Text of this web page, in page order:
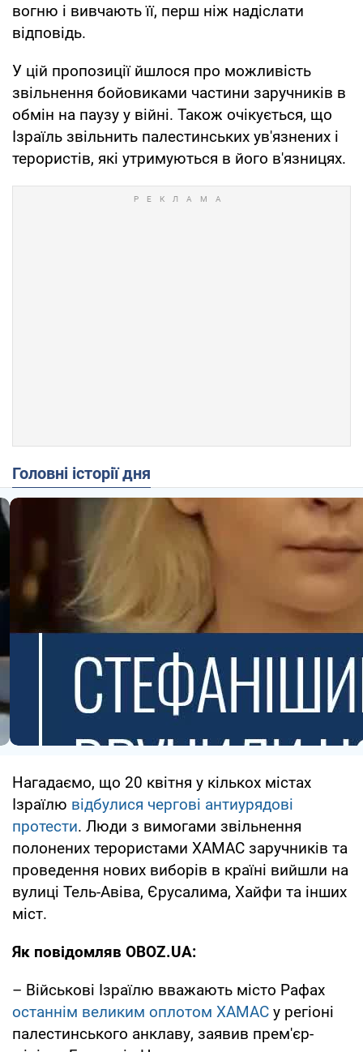
вогню і вивчають її, перш ніж надіслати
відповідь.
У цій пропозиції йшлося про можливість
звільнення бойовиками частини заручників в
обмін на паузу у війні. Також очікується, що
Ізраїль звільнить палестинських ув'язнених і
терористів, які утримуються в його в'язницях.
Головні історії дня
Нагадаємо, що 20 квітня у кількох містах
Ізраїлю відбулися чергові антиурядові
протести. Люди з вимогами звільнення
полонених терористами ХАМАС заручників та
проведення нових виборів в країні вийшли на
вулиці Тель-Авіва, Єрусалима, Хайфи та інших
міст.
Як повідомляв OBOZ.UA:
– Військові Ізраїлю вважають місто Рафах
останнім великим оплотом ХАМАС у регіоні
палестинського анклаву, заявив прем'єр-